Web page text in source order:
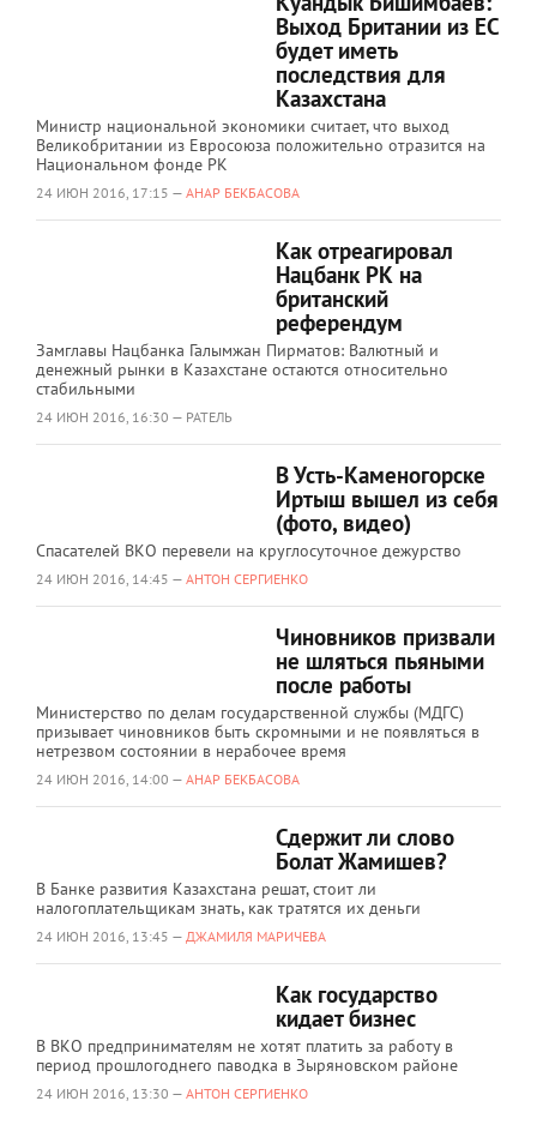
Выход Британии из ЕС
будет иметь
последствия для
Казахстана
Министр национальной экономики считает, что выход
Великобритании из Евросоюза положительно отразится на
Национальном фонде РК
24 ИЮН 2016, 17:15 — АНАР БЕКБАСОВА
Как отреагировал
Нацбанк РК на
британский
референдум
Замглавы Нацбанка Галымжан Пирматов: Валютный и
денежный рынки в Казахстане остаются относительно
стабильными
24 ИЮН 2016, 16:30 — РАТЕЛЬ
В Усть-Каменогорске
Иртыш вышел из себя
(фото, видео)
Спасателей ВКО перевели на круглосуточное дежурство
24 ИЮН 2016, 14:45 — АНТОН СЕРГИЕНКО
Чиновников призвали
не шляться пьяными
после работы
Министерство по делам государственной службы (МДГС)
призывает чиновников быть скромными и не появляться в
нетрезвом состоянии в нерабочее время
24 ИЮН 2016, 14:00 — АНАР БЕКБАСОВА
Сдержит ли слово
Болат Жамишев?
В Банке развития Казахстана решат, стоит ли
налогоплательщикам знать, как тратятся их деньги
24 ИЮН 2016, 13:45 — ДЖАМИЛЯ МАРИЧЕВА
Как государство
кидает бизнес
В ВКО предпринимателям не хотят платить за работу в
период прошлогоднего паводка в Зыряновском районе
24 ИЮН 2016, 13:30 — АНТОН СЕРГИЕНКО